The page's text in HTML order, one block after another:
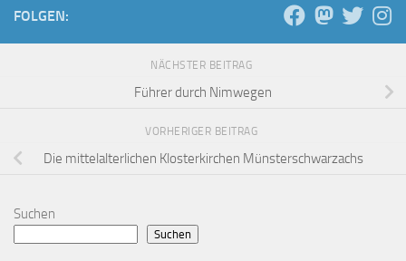
FOLGEN:
NÄCHSTER BEITRAG
Führer durch Nimwegen
VORHERIGER BEITRAG
Die mittelalterlichen Klosterkirchen Münsterschwarzachs
Suchen
Suchen